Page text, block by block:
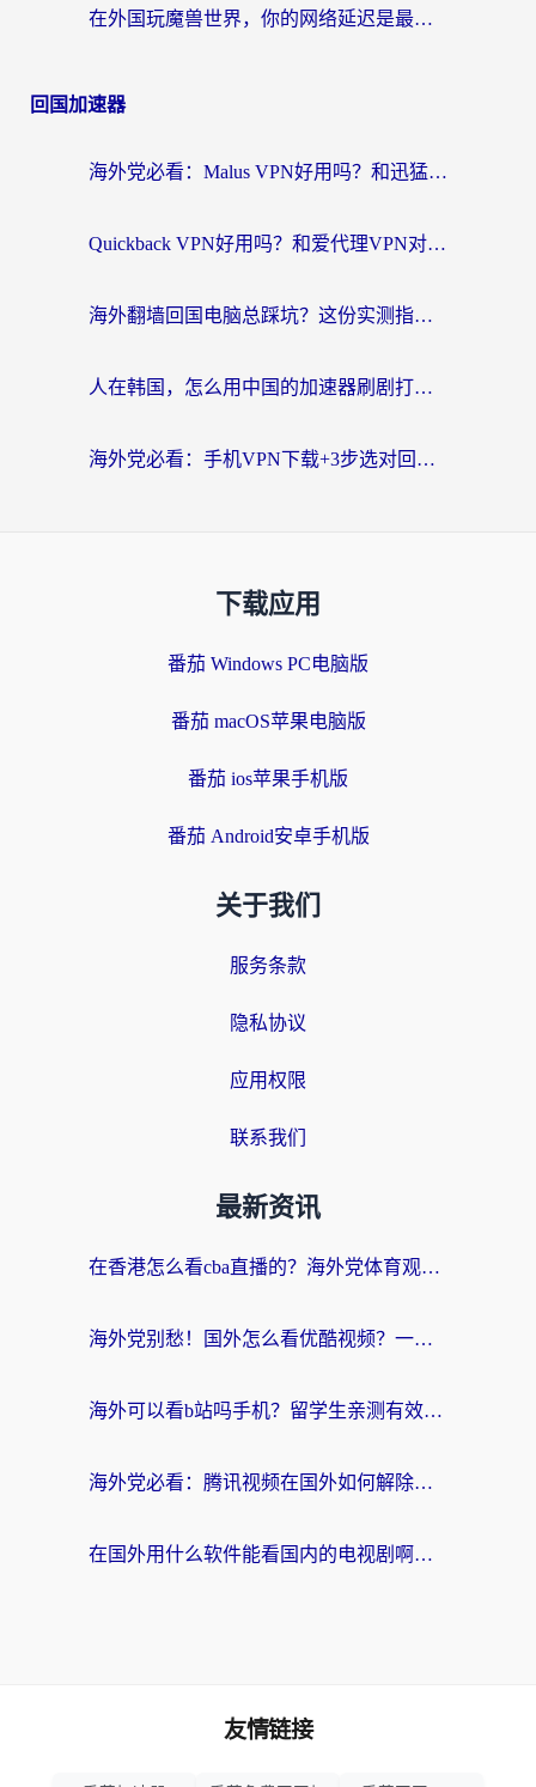
在外国玩魔兽世界，你的网络延迟是最大的敌人
回国加速器
海外党必看：Malus VPN好用吗？和迅猛兔VPN对比哪个回国效果更好？附真实体验与避坑指南
Quickback VPN好用吗？和爱代理VPN对比哪个回国效果更好？
海外翻墙回国电脑总踩坑？这份实测指南帮你选对加速器（附ChickCNinitapMalus对比）
人在韩国，怎么用中国的加速器刷剧打游戏？这份真实体验指南给你答案
海外党必看：手机VPN下载+3步选对回国加速器，无缝刷国内资源不再愁
下载应用
番茄 Windows PC电脑版
番茄 macOS苹果电脑版
番茄 ios苹果手机版
番茄 Android安卓手机版
关于我们
服务条款
隐私协议
应用权限
联系我们
最新资讯
在香港怎么看cba直播的？海外党体育观赛终极指南：告别版权限制，畅享中文解说
海外党别愁！国外怎么看优酷视频？一招解决追剧、看直播难题
海外可以看b站吗手机？留学生亲测有效的回国加速指南
海外党必看：腾讯视频在国外如何解除地域限制？附优酷咪咕使用指南
在国外用什么软件能看国内的电视剧啊？留学生亲测有效的回国加速方案
友情链接